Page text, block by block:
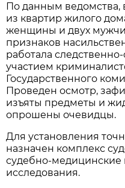
По данным ведомства,
из квартир жилого
женщины и двух
признаков
работала
участием
Государственного
Проведен осмотр,
изъяты предметы и
опрошены очевидцы.
Для установления
назначен комплекс
судебно-медицинские
исследования.